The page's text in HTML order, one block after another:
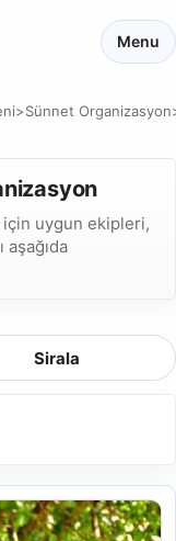
Menu
>Sünnet Organizasyon
uygun ekipleri,
Sirala